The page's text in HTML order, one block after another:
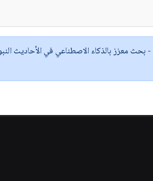
- بحث معزز بالذكاء الاصطناعي في الأحاديث